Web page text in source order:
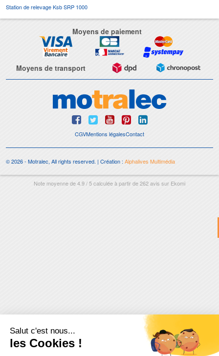
Station de relevage Ksb SRP 1000
Moyens de paiement
Moyens de transport
CGVMentions légalesContact
© 2026 - Motralec, All rights reserved. | Création : Alphalives Multimédia
Note moyenne de4.9/5calculée à partir de262avis sur Ekomi